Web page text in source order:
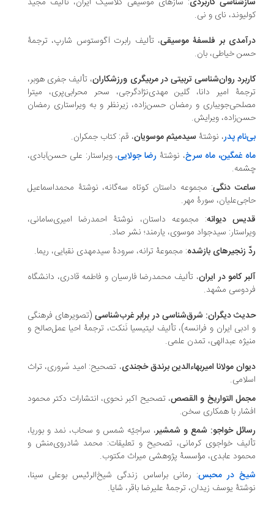
نای و نی.
بر فلسفۀ موسیقی، تألیف رابرت آگوستوس شارپ، ترجمۀ
خیاطی، بان‏‫.
روان‌شناسی تربیتی در مربیگری ورزشکاران، تألیف جفری هوبر،
امیر دانا، گلین مهدی‌نژادگرجی، سحر محرابی‌پری، میترا
و رمضان حسن‌زاده، زیرنظر و به ویراستاری رمضان
ویرایش‏‫.
پدر، نوشتۀ سیدمیثم موسویان، قم: کتاب جمکران.
غمگین، ماه سرخ، نوشتۀ رضا جولایی، ویراستار: علی حسن‌آبادی،
دنگی: مجموعه داستان کوتاه سه‌گانه، نوشتۀ محمداسماعیل
سورۀ مهر‏‫.
دیوانه : مجموعه داستان، نوشتۀ احمدرضا امیری‌سامانی،
سیدجواد موسوی، یارمند؛ نشر صاد.
زنجیرهای بازشده : مجموعۀ ترانه، سرودۀ سیدمهدی نقبایی، ریما.
کامو در ایران، تألیف محمدرضا فارسیان و فاطمه قادری، دانشگاه
مشهد‏‫.
دیگران: شرق‌شناسی در برابر غرب‌شناسی(تصویرهای فرهنگی
ایران و فرانسه)، تألیف لیتیسیا نَنکت، ترجمۀ احیا عمل‌صالح و
عبدالهی، تمدن علمی.
مولانا امیربهاءالدین برندق خجندی، تصحیح: امید سُروری، تراث
التواریخ و القصص، تصحیح اکبر نحوی، انتشارات دکتر محمود
با همکاری سخن‏‫.
خواجو: ‏‫شمع و شمشیر ، سراجیّه شمس و سحاب، نمد و بوریا،
‏‫خواجوی کرمانی، تصحیح و تعلیقات: محمد شادروی‌منش و
عابدی، ‫مؤسسۀ پژوهشی میراث مکتوب‮‬.
در محبس: رمانی براساس زندگی شیخ‌الرئیس بوعلی سینا،
یوسف زیدان، ترجمۀ علیرضا باقر، شایا.